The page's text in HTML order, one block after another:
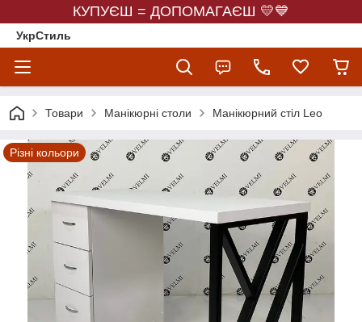
КУПУЄШ = ДОПОМАГАЄШ 💛💙
УкрСтиль
Товари Манікюрні столи Манікюрний стіл Leo
Різні кольори